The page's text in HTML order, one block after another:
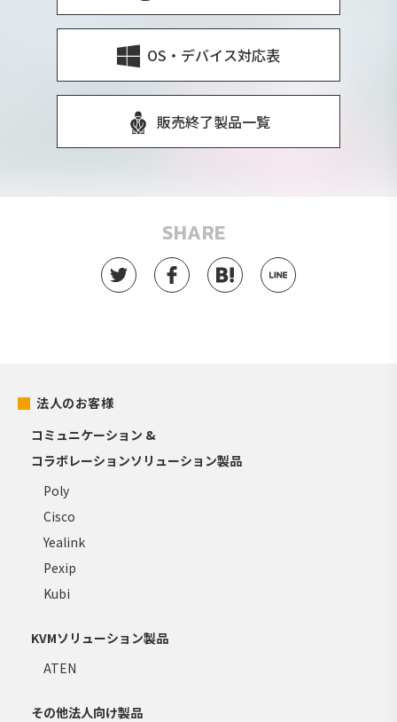
OS・デバイス対応表
販売終了製品一覧
SHARE
法人のお客様
コミュニケーション &
コラボレーションソリューション製品
Poly
Cisco
Yealink
Pexip
Kubi
KVMソリューション製品
ATEN
その他法人向け製品